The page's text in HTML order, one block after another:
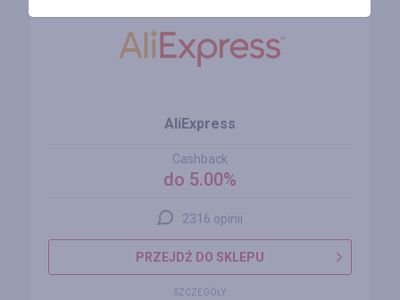
AliExpress
Cashback
do 5.00%
2316 opinii
PRZEJDŹ DO SKLEPU
SZCZEGÓŁY